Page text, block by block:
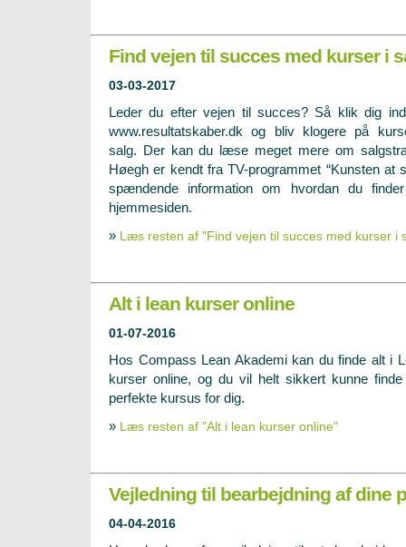
Find vejen til succes med kurser i
03-03-2017
Leder du efter vejen til succes? Så klik dig
www.resultatskaber.dk og bliv klogere på
salg. Der kan du læse meget mere om
Høegh er kendt fra TV-programmet “Kunsten at
spændende information om hvordan du
hjemmesiden.
» Læs resten af "Find vejen til succes med kurser i
Alt i lean kurser online
01-07-2016
Hos Compass Lean Akademi kan du finde alt i
kurser online, og du vil helt sikkert kunne finde
perfekte kursus for dig.
» Læs resten af "Alt i lean kurser online"
Vejledning til bearbejdning af dine
04-04-2016